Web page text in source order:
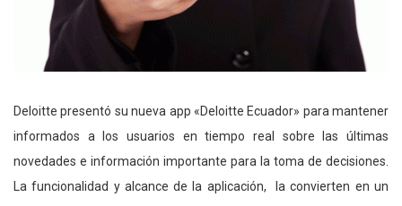
Deloitte presentó su nueva app «Deloitte Ecuador» para mantener
informados a los usuarios en tiempo real sobre las últimas
novedades e información importante para la toma de decisiones.
La funcionalidad y alcance de la aplicación, la convierten en un